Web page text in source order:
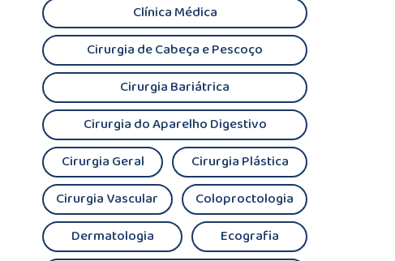
Clínica Médica
Cirurgia de Cabeça e Pescoço
Cirurgia Bariátrica
Cirurgia do Aparelho Digestivo
Cirurgia Geral
Cirurgia Plástica
Cirurgia Vascular
Coloproctologia
Dermatologia
Ecografia